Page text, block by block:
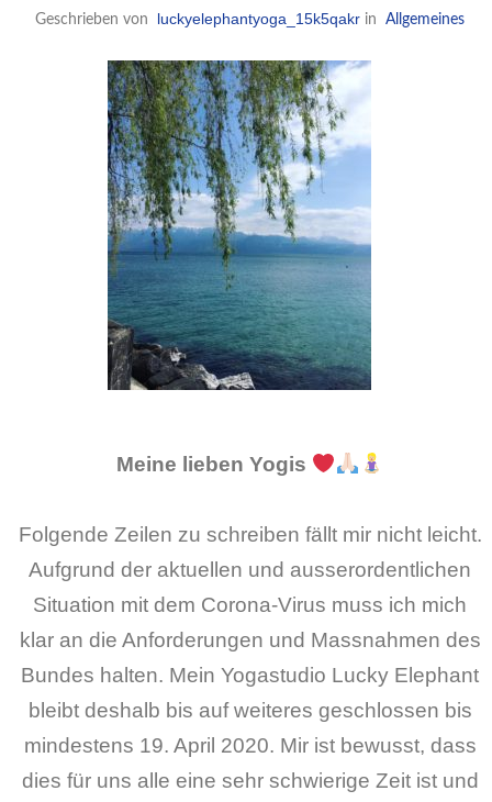
Geschrieben von luckyelephantyoga_15k5qakr in Allgemeines
Meine lieben Yogis
Folgende Zeilen zu schreiben fällt mir nicht leicht.
Aufgrund der aktuellen und ausserordentlichen
Situation mit dem Corona-Virus muss ich mich
klar an die Anforderungen und Massnahmen des
Bundes halten. Mein Yogastudio Lucky Elephant
bleibt deshalb bis auf weiteres geschlossen bis
mindestens 19. April 2020. Mir ist bewusst, dass
dies für uns alle eine sehr schwierige Zeit ist und